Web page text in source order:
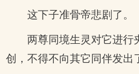
这下子准骨帝悲剧了。
两尊同境生灵对它进行
创，不得不向其它同伴发出